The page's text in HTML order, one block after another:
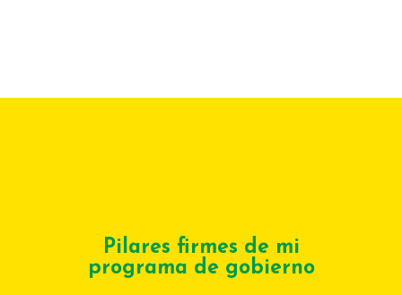
Pilares firmes de mi
programa de gobierno